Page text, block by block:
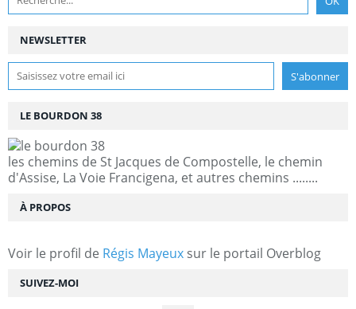
NEWSLETTER
SUIVEZ-MOI
LE BOURDON 38
les chemins de St Jacques de Compostelle, le chemin
d'Assise, La Voie Francigena, et autres chemins ........
À PROPOS
Voir le profil de Régis Mayeux sur le portail Overblog